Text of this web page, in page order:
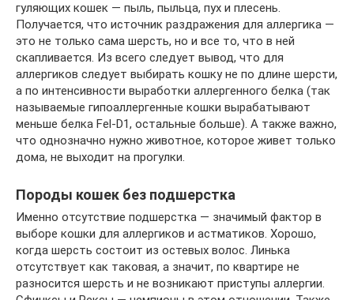
гуляющих кошек — пыль, пыльца, пух и плесень.
Получается, что источник раздражения для аллергика —
это не только сама шерсть, но и все то, что в ней
скапливается. Из всего следует вывод, что для
аллергиков следует выбирать кошку не по длине шерсти,
а по интенсивности выработки аллергенного белка (так
называемые гипоаллергенные кошки вырабатывают
меньше белка Fel-D1, остальные больше). А также важно,
что однозначно нужно животное, которое живет только
дома, не выходит на прогулки.
Породы кошек без подшерстка
Именно отсутствие подшерстка — значимый фактор в
выборе кошки для аллергиков и астматиков. Хорошо,
когда шерсть состоит из остевых волос. Линька
отсутствует как таковая, а значит, по квартире не
разносится шерсть и не возникают приступы аллергии.